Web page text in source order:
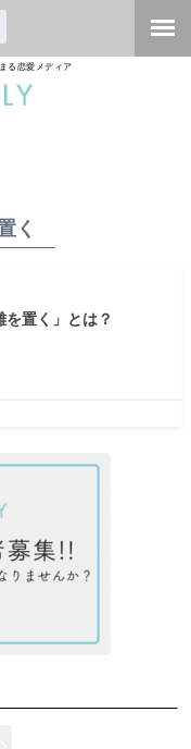
る恋愛メディア
く
を置く」とは？